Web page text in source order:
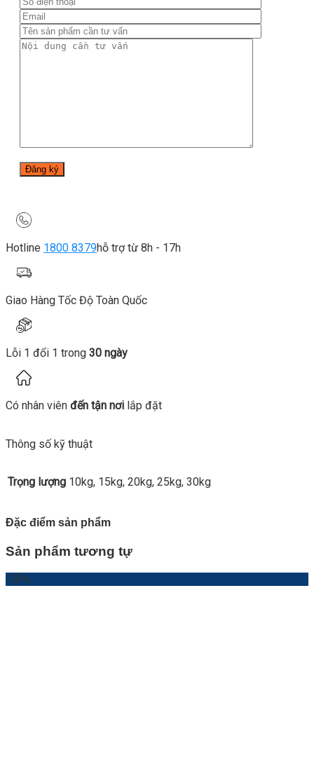
Hotline 1800 8379hỗ trợ từ 8h - 17h
Giao Hàng Tốc Độ Toàn Quốc
Lỗi 1 đổi 1 trong 30 ngày
Có nhân viên đến tận nơi lắp đặt
Thông số kỹ thuật
Trọng lượng 10kg, 15kg, 20kg, 25kg, 30kg
Đặc điểm sản phẩm
Sản phẩm tương tự
-50%